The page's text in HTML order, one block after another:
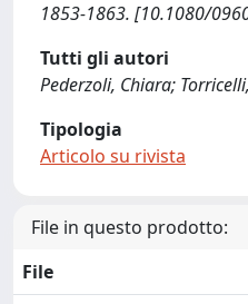
1853-1863. [10.1080/
Tutti gli autori
Pederzoli, Chiara;
Tipologia
Articolo su rivista
File in questo prodotto:
File